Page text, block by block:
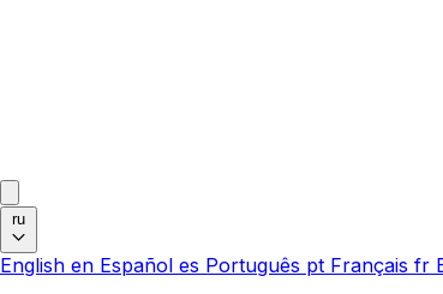
ru
English en Español es Português pt Français fr